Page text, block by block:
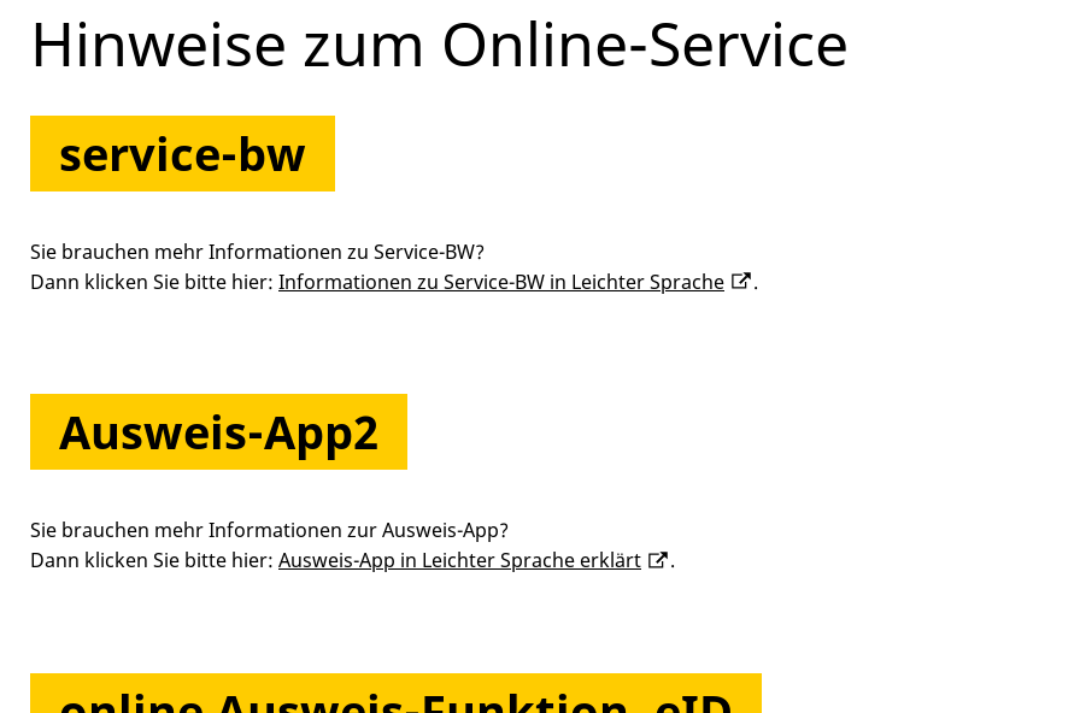
Hinweise zum Online-Service
service-bw
Sie brauchen mehr Informationen zu Service-BW?
Dann klicken Sie bitte hier: Informationen zu Service-BW in Leichter Sprache .
Ausweis-App2
Sie brauchen mehr Informationen zur Ausweis-App?
Dann klicken Sie bitte hier: Ausweis-App in Leichter Sprache erklärt .